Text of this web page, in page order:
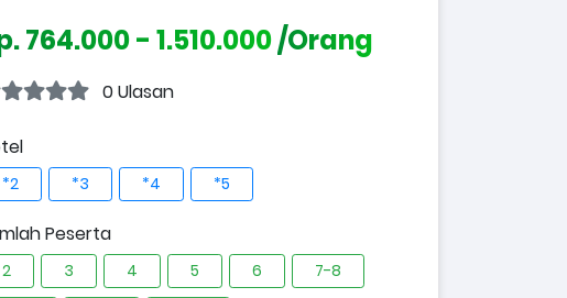
764.000 - 1.510.000/Orang
0 Ulasan
*2 *3 *4 *5
Peserta
2 3 4 5 6
7-8